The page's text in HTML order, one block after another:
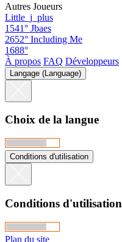
Autres Joueurs
Little_j_plus
1541° Jbaes
2652° Including Me
1688°
À propos FAQ Développeurs
Langage (Language)
Choix de la langue
Conditions d'utilisation
Conditions d'utilisation
Plan du site